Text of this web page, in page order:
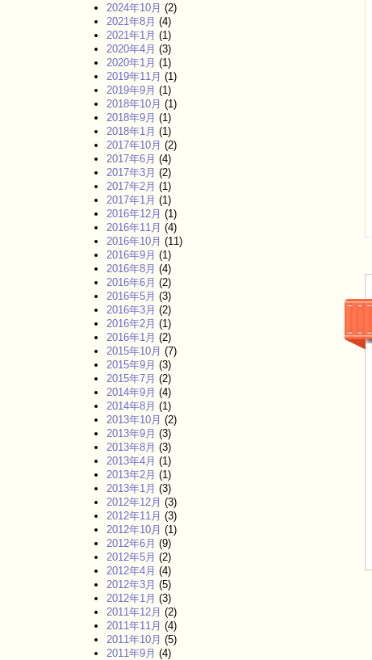
2024年10月 (2)
2021年8月 (4)
2021年1月 (1)
2020年4月 (3)
2020年1月 (1)
2019年11月 (1)
2019年9月 (1)
2018年10月 (1)
2018年9月 (1)
2018年1月 (1)
2017年10月 (2)
2017年6月 (4)
2017年3月 (2)
2017年2月 (1)
2017年1月 (1)
2016年12月 (1)
2016年11月 (4)
2016年10月 (11)
2016年9月 (1)
2016年8月 (4)
2016年6月 (2)
2016年5月 (3)
2016年3月 (2)
2016年2月 (1)
2016年1月 (2)
2015年10月 (7)
2015年9月 (3)
2015年7月 (2)
2014年9月 (4)
2014年8月 (1)
2013年10月 (2)
2013年9月 (3)
2013年8月 (3)
2013年4月 (1)
2013年2月 (1)
2013年1月 (3)
2012年12月 (3)
2012年11月 (3)
2012年10月 (1)
2012年6月 (9)
2012年5月 (2)
2012年4月 (4)
2012年3月 (5)
2012年1月 (3)
2011年12月 (2)
2011年11月 (4)
2011年10月 (5)
2011年9月 (4)